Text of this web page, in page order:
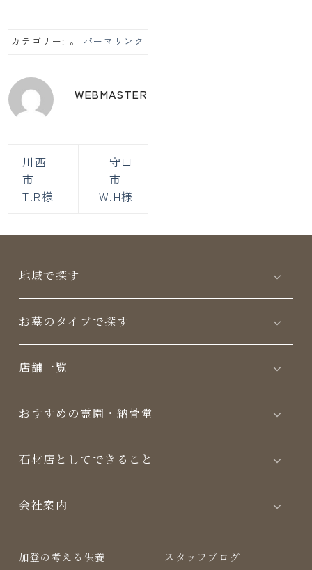
カテゴリー: 。 パーマリンク
WEBMASTER
川西
市
T.R様
守口
市
W.H様
地域で探す
お墓のタイプで探す
店舗一覧
おすすめの霊園・納骨堂
⽯材店としてできること
会社案内
加登の考える供養 スタッフブログ